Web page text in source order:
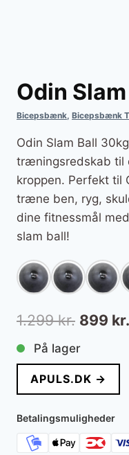
Odin
Bicepsbænk, Bicepsbænk
Odin Slam Ball
træningsredskab til
kroppen. Perfekt til
træne ben, ryg,
dine fitnessmål
slam ball!
1.299kr. Den
pris
var:
1.299
899 kr.
På lager
APULS.DK →
Betalingsmuligheder